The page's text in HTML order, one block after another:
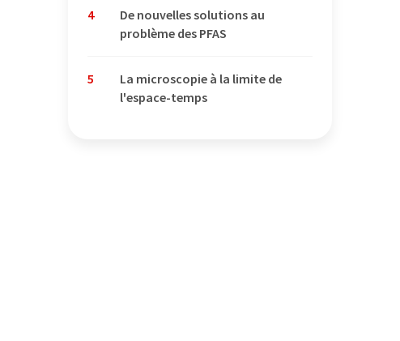
4
De nouvelles solutions au
problème des PFAS
5
La microscopie à la limite de
l'espace-temps